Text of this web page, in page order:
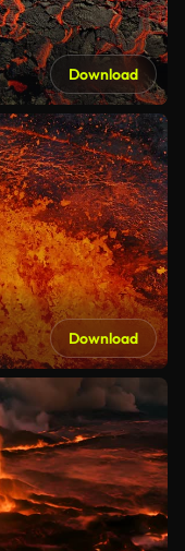
Download
Download